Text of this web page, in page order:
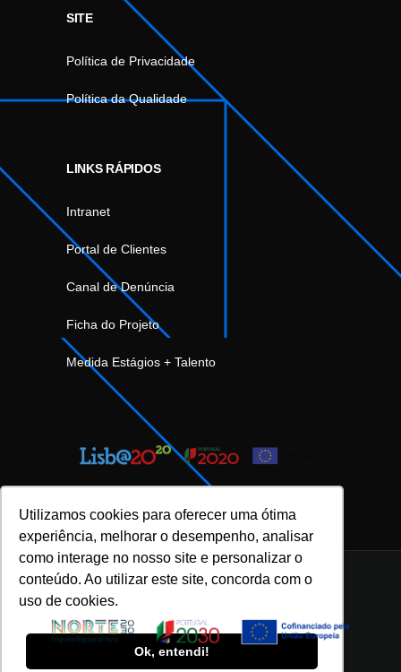
Utilizamos cookies para oferecer uma ótima
experiência, melhorar o desempenho, analisar
como interage no nosso site e personalizar o
conteúdo. Ao utilizar este site, concorda com o
uso de cookies.
Ok, entendi!
SITE
Política de Privacidade
Política da Qualidade
LINKS RÁPIDOS
Intranet
Portal de Clientes
Canal de Denúncia
Ficha do Projeto
Medida Estágios + Talento
INOVFLOW Business Solutions © 2023 |
Política de Privacidade e Proteção de Dados
|